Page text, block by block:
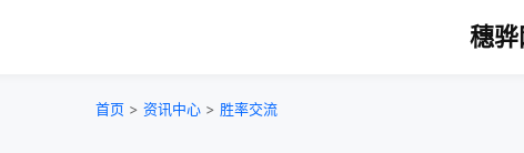
穗骅
首页 > 资讯中心 > 胜率交流